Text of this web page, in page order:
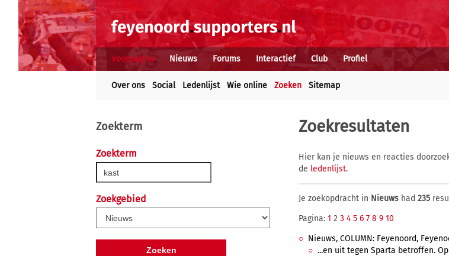
Voorpagina Nieuws Forums Interactief Club Profiel
Over ons Social Ledenlijst Wie online Zoeken Sitemap
Zoekterm
Zoekterm
Zoekgebied
Zoekresultaten
Hier kan je nieuws en reacties
de ledenlijst.
Je zoekopdracht in Nieuws had 235
Pagina: 1 2 3 4 5 6 7 8 9 10
Nieuws, COLUMN: Feyenoord,
...en uit tegen Sparta betroffen.